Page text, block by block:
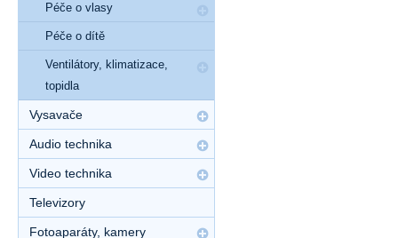
Péče o vlasy
Péče o dítě
Ventilátory, klimatizace,
topidla
Vysavače
Audio technika
Video technika
Televizory
Fotoaparáty, kamery